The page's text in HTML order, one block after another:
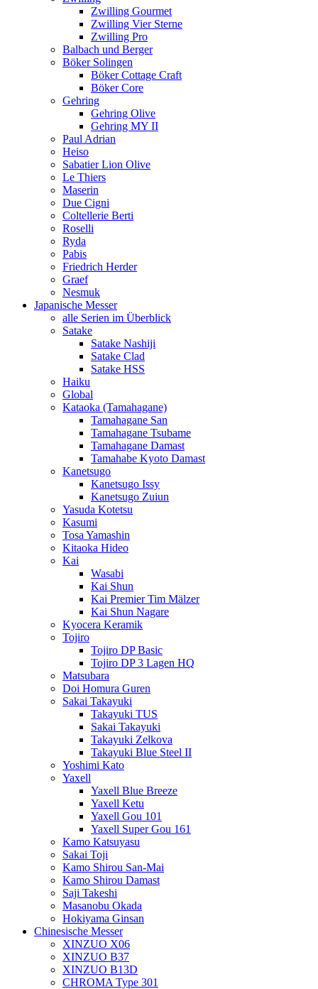
Zwilling Gourmet
Zwilling Vier Sterne
Zwilling Pro
Balbach und Berger
Böker Solingen
Böker Cottage Craft
Böker Core
Gehring
Gehring Olive
Gehring MY II
Paul Adrian
Heiso
Sabatier Lion Olive
Le Thiers
Maserin
Due Cigni
Coltellerie Berti
Roselli
Ryda
Pabis
Friedrich Herder
Graef
Nesmuk
Japanische Messer
alle Serien im Überblick
Satake
Satake Nashiji
Satake Clad
Satake HSS
Haiku
Global
Kataoka (Tamahagane)
Tamahagane San
Tamahagane Tsubame
Tamahagane Damast
Tamahabe Kyoto Damast
Kanetsugo
Kanetsugo Issy
Kanetsugo Zuiun
Yasuda Kotetsu
Kasumi
Tosa Yamashin
Kitaoka Hideo
Kai
Wasabi
Kai Shun
Kai Premier Tim Mälzer
Kai Shun Nagare
Kyocera Keramik
Tojiro
Tojiro DP Basic
Tojiro DP 3 Lagen HQ
Matsubara
Doi Homura Guren
Sakai Takayuki
Takayuki TUS
Sakai Takayuki
Takayuki Zelkova
Takayuki Blue Steel II
Yoshimi Kato
Yaxell
Yaxell Blue Breeze
Yaxell Ketu
Yaxell Gou 101
Yaxell Super Gou 161
Kamo Katsuyasu
Sakai Toji
Kamo Shirou San-Mai
Kamo Shirou Damast
Saji Takeshi
Masanobu Okada
Hokiyama Ginsan
Chinesische Messer
XINZUO X06
XINZUO B37
XINZUO B13D
CHROMA Type 301